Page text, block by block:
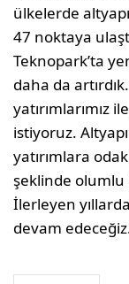
ülkelerde
47 noktaya
Teknopark’ta
daha da
yatırımlarımız
istiyoruz.
yatırımlara
şeklinde olumlu
İlerleyen
devam